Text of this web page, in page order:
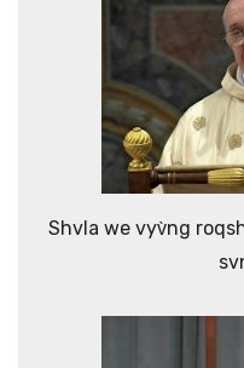
Shvla we vyv̀ng